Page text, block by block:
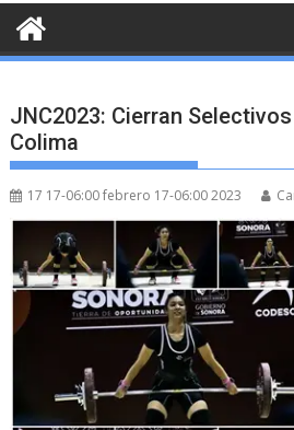
JNC2023: Cierran
Colima
17 17-06:00 febrero 17-06:00 2023